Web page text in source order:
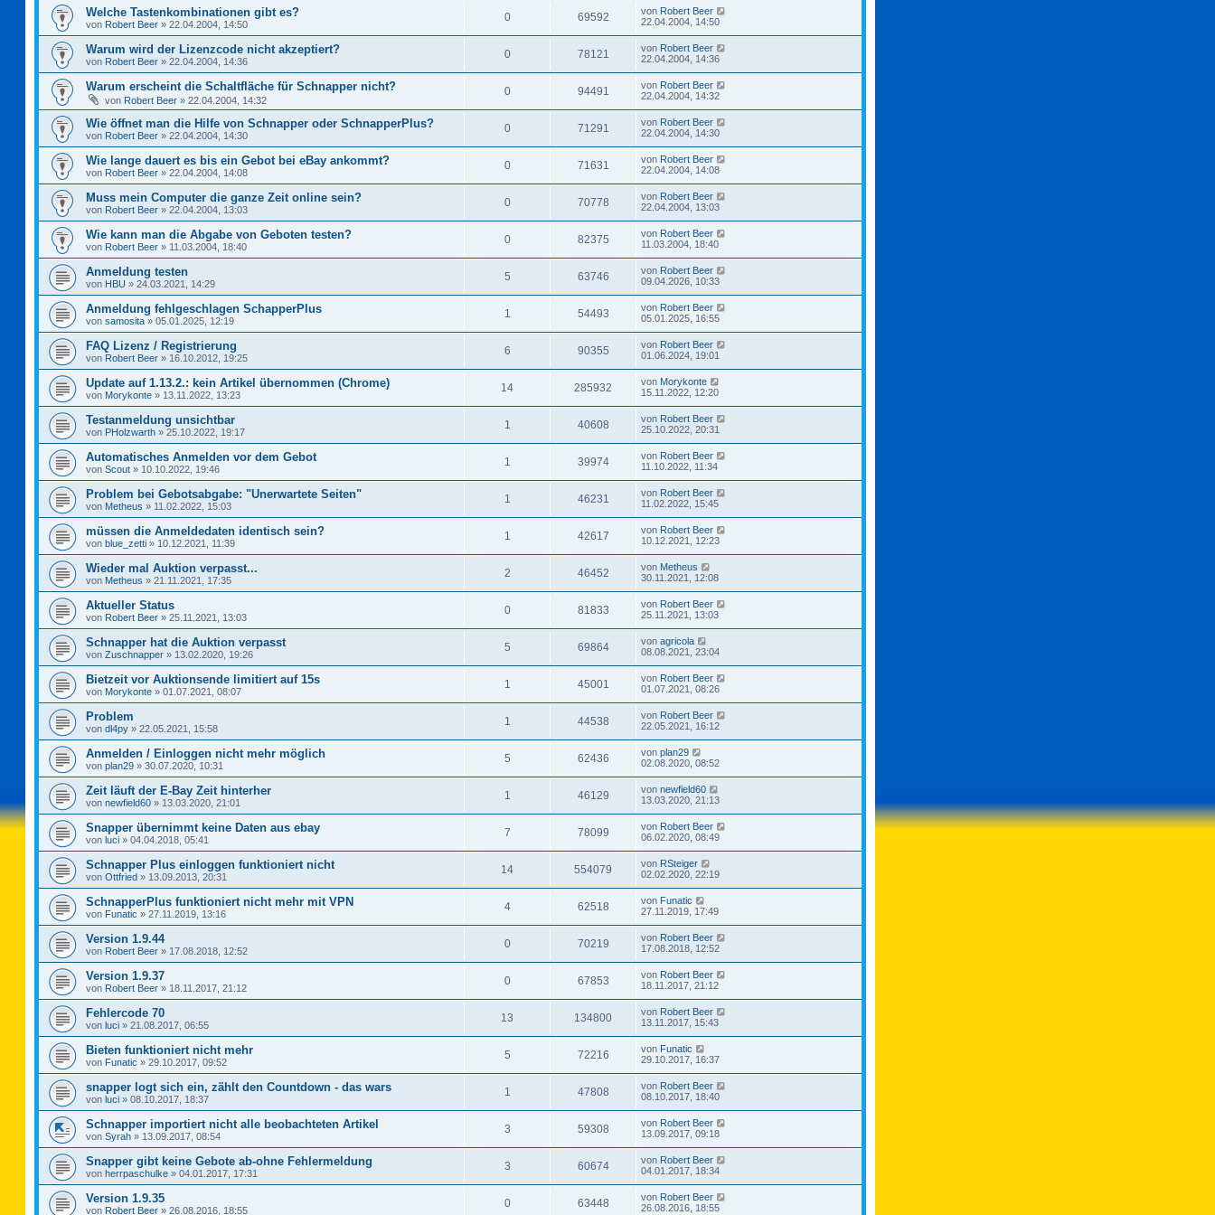
Welche Tastenkombinationen gibt es?
von Robert Beer » 22.04.2004, 14:50
0 69592 von Robert Beer
22.04.2004, 14:50
Warum wird der Lizenzcode nicht akzeptiert?
von Robert Beer » 22.04.2004, 14:36
0 78121 von Robert Beer
22.04.2004, 14:36
Warum erscheint die Schaltfläche für Schnapper nicht?
von Robert Beer » 22.04.2004, 14:32
0 94491 von Robert Beer
22.04.2004, 14:32
Wie öffnet man die Hilfe von Schnapper oder SchnapperPlus?
von Robert Beer » 22.04.2004, 14:30
0 71291 von Robert Beer
22.04.2004, 14:30
Wie lange dauert es bis ein Gebot bei eBay ankommt?
von Robert Beer » 22.04.2004, 14:08
0 71631 von Robert Beer
22.04.2004, 14:08
Muss mein Computer die ganze Zeit online sein?
von Robert Beer » 22.04.2004, 13:03
0 70778 von Robert Beer
22.04.2004, 13:03
Wie kann man die Abgabe von Geboten testen?
von Robert Beer » 11.03.2004, 18:40
0 82375 von Robert Beer
11.03.2004, 18:40
Anmeldung testen
von HBU » 24.03.2021, 14:29
5 63746 von Robert Beer
09.04.2026, 10:33
Anmeldung fehlgeschlagen SchapperPlus
von samosita » 05.01.2025, 12:19
1 54493 von Robert Beer
05.01.2025, 16:55
FAQ Lizenz / Registrierung
von Robert Beer » 16.10.2012, 19:25
6 90355 von Robert Beer
01.06.2024, 19:01
Update auf 1.13.2.: kein Artikel übernommen (Chrome)
von Morykonte » 13.11.2022, 13:23
14 285932 von Morykonte
15.11.2022, 12:20
Testanmeldung unsichtbar
von PHolzwarth » 25.10.2022, 19:17
1 40608 von Robert Beer
25.10.2022, 20:31
Automatisches Anmelden vor dem Gebot
von Scout » 10.10.2022, 19:46
1 39974 von Robert Beer
11.10.2022, 11:34
Problem bei Gebotsabgabe: "Unerwartete Seiten"
von Metheus » 11.02.2022, 15:03
1 46231 von Robert Beer
11.02.2022, 15:45
müssen die Anmeldedaten identisch sein?
von blue_zetti » 10.12.2021, 11:39
1 42617 von Robert Beer
10.12.2021, 12:23
Wieder mal Auktion verpasst...
von Metheus » 21.11.2021, 17:35
2 46452 von Metheus
30.11.2021, 12:08
Aktueller Status
von Robert Beer » 25.11.2021, 13:03
0 81833 von Robert Beer
25.11.2021, 13:03
Schnapper hat die Auktion verpasst
von Zuschnapper » 13.02.2020, 19:26
5 69864 von agricola
08.08.2021, 23:04
Bietzeit vor Auktionsende limitiert auf 15s
von Morykonte » 01.07.2021, 08:07
1 45001 von Robert Beer
01.07.2021, 08:26
Problem
von dl4py » 22.05.2021, 15:58
1 44538 von Robert Beer
22.05.2021, 16:12
Anmelden / Einloggen nicht mehr möglich
von plan29 » 30.07.2020, 10:31
5 62436 von plan29
02.08.2020, 08:52
Zeit läuft der E-Bay Zeit hinterher
von newfield60 » 13.03.2020, 21:01
1 46129 von newfield60
13.03.2020, 21:13
Snapper übernimmt keine Daten aus ebay
von luci » 04.04.2018, 05:41
7 78099 von Robert Beer
06.02.2020, 08:49
Schnapper Plus einloggen funktioniert nicht
von Ottfried » 13.09.2013, 20:31
14 554079 von RSteiger
02.02.2020, 22:19
SchnapperPlus funktioniert nicht mehr mit VPN
von Funatic » 27.11.2019, 13:16
4 62518 von Funatic
27.11.2019, 17:49
Version 1.9.44
von Robert Beer » 17.08.2018, 12:52
0 70219 von Robert Beer
17.08.2018, 12:52
Version 1.9.37
von Robert Beer » 18.11.2017, 21:12
0 67853 von Robert Beer
18.11.2017, 21:12
Fehlercode 70
von luci » 21.08.2017, 06:55
13 134800 von Robert Beer
13.11.2017, 15:43
Bieten funktioniert nicht mehr
von Funatic » 29.10.2017, 09:52
5 72216 von Funatic
29.10.2017, 16:37
snapper logt sich ein, zählt den Countdown - das wars
von luci » 08.10.2017, 18:37
1 47808 von Robert Beer
08.10.2017, 18:40
Schnapper importiert nicht alle beobachteten Artikel
von Syrah » 13.09.2017, 08:54
3 59308 von Robert Beer
13.09.2017, 09:18
Snapper gibt keine Gebote ab-ohne Fehlermeldung
von herrpaschulke » 04.01.2017, 17:31
3 60674 von Robert Beer
04.01.2017, 18:34
Version 1.9.35
von Robert Beer » 26.08.2016, 18:55
0 63448 von Robert Beer
26.08.2016, 18:55